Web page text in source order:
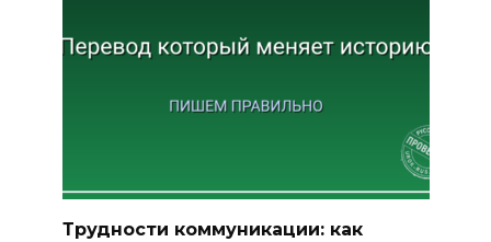
Трудности коммуникации: как